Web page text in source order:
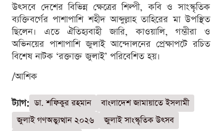
উৎসবে দেশের বিভিন্ন ক্ষেত্রের শিল্পী, কবি ও সাংস্কৃতিক
ব্যক্তিবর্গের পাশাপাশি শহীদ আব্দুল্লাহ তাহিরের মা উপস্থিত
ছিলেন। এতে ঐতিহ্যবাহী জারি, কাওয়ালি, গম্ভীরা ও
অভিনয়ের পাশাপাশি জুলাই আন্দোলনের প্রেক্ষাপটে রচিত
বিশেষ নাটক ‘রক্তাক্ত জুলাই’ পরিবেশিত হয়।
/আশিক
ট্যাগ: ডা. শফিকুর রহমান
বাংলাদেশ জামায়াতে ইসলামী
জুলাই গণঅভ্যুত্থান ২০২৬
জুলাই সাংস্কৃতিক উৎসব